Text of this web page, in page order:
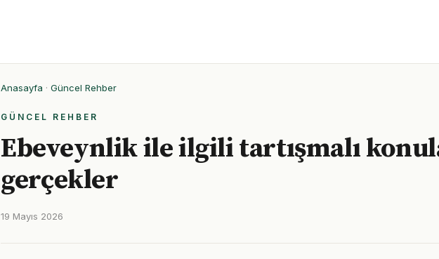
Anasayfa · Güncel Rehber
GÜNCEL REHBER
Ebeveynlik ile ilgili tartışmalı
gerçekler
19 Mayıs 2026